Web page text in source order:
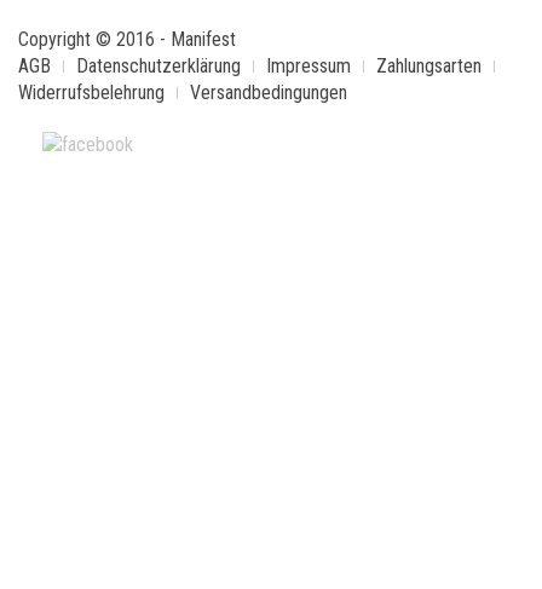
Copyright © 2016 - Manifest
AGB
Datenschutzerklärung Impressum
Zahlungsarten
Widerrufsbelehrung
Versandbedingungen